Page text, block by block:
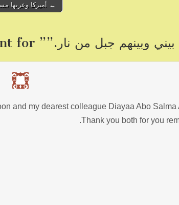
← أميركا وعربها
وبينهم جبل من نار.”” comment for
and my dearest colleague Diayaa Abo
Thank you both for you